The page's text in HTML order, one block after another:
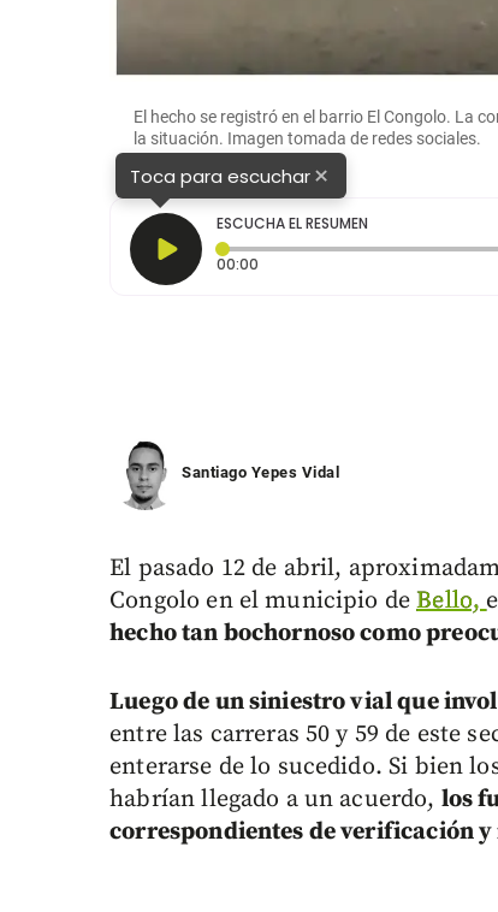
El hecho se registró en el barrio El Congolo. La
la situación. Imagen tomada de redes sociales.
Toca para escuchar×
ESCUCHA EL RESUMEN
00:00
Santiago Yepes Vidal
El pasado 12 de abril,
Congolo en el municipio deBello,
hecho tan bochornoso como
Luego de un siniestro vial que
entre las carreras 50 y 59 de este
enterarse de lo sucedido. Si bien
habrían llegado a un acuerdo, los
correspondientes de verificación